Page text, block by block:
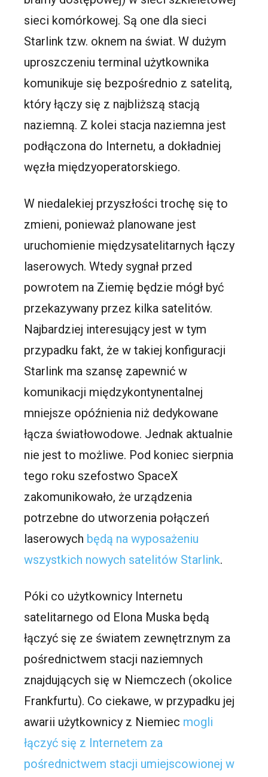
sieci komórkowej. Są one dla sieci
Starlink tzw. oknem na świat. W dużym
uproszczeniu terminal użytkownika
komunikuje się bezpośrednio z satelitą,
który łączy się z najbliższą stacją
naziemną. Z kolei stacja naziemna jest
podłączona do Internetu, a dokładniej
węzła międzyoperatorskiego.
W niedalekiej przyszłości trochę się to
zmieni, ponieważ planowane jest
uruchomienie międzysatelitarnych łączy
laserowych. Wtedy sygnał przed
powrotem na Ziemię będzie mógł być
przekazywany przez kilka satelitów.
Najbardziej interesujący jest w tym
przypadku fakt, że w takiej konfiguracji
Starlink ma szansę zapewnić w
komunikacji międzykontynentalnej
mniejsze opóźnienia niż dedykowane
łącza światłowodowe. Jednak aktualnie
nie jest to możliwe. Pod koniec sierpnia
tego roku szefostwo SpaceX
zakomunikowało, że urządzenia
potrzebne do utworzenia połączeń
laserowych będą na wyposażeniu
wszystkich nowych satelitów Starlink.
Póki co użytkownicy Internetu
satelitarnego od Elona Muska będą
łączyć się ze światem zewnętrznym za
pośrednictwem stacji naziemnych
znajdujących się w Niemczech (okolice
Frankfurtu). Co ciekawe, w przypadku jej
awarii użytkownicy z Niemiec mogli
łączyć się z Internetem za
pośrednictwem stacji umiejscowionej w